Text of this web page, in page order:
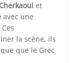
et
avec une
la scène, ils
que le Grec